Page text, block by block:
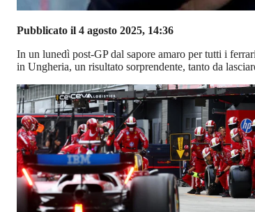
Pubblicato il 4 agosto 2025, 14:36
In un lunedì post-GP dal sapore amaro per tutti i
in Ungheria, un risultato sorprendente, tanto da